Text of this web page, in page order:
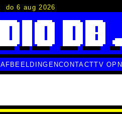
do 6 aug 2026
AFBEELDINGENCONTACTTV